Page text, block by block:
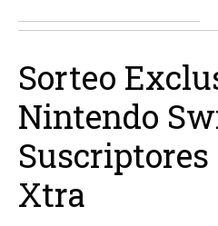
Sorteo
Nintendo
Xtra